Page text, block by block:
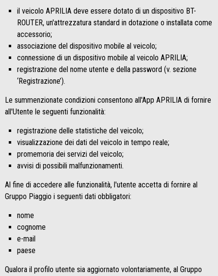
il veicolo APRILIA deve essere dotato di un dispositivo BT-
ROUTER, un'attrezzatura standard in dotazione o installata come
accessorio;
associazione del dispositivo mobile al veicolo;
connessione di un dispositivo mobile al veicolo APRILIA;
registrazione del nome utente e della password (v. sezione
‘Registrazione’).
Le summenzionate condizioni consentono all'App APRILIA di fornire
all'Utente le seguenti funzionalità:
registrazione delle statistiche del veicolo;
visualizzazione dei dati del veicolo in tempo reale;
promemoria dei servizi del veicolo;
avvisi di possibili malfunzionamenti.
Al fine di accedere alle funzionalità, l'utente accetta di fornire al
Gruppo Piaggio i seguenti dati obbligatori:
nome
cognome
e-mail
paese
Qualora il profilo utente sia aggiornato volontariamente, al Gruppo